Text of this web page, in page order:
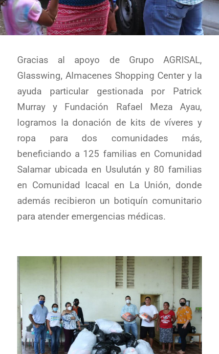
Gracias al apoyo de Grupo AGRISAL,
Glasswing, Almacenes Shopping Center y la
ayuda particular gestionada por Patrick
Murray y Fundación Rafael Meza Ayau,
logramos la donación de kits de víveres y
ropa para dos comunidades más,
beneficiando a 125 familias en Comunidad
Salamar ubicada en Usulután y 80 familias
en Comunidad Icacal en La Unión, donde
además recibieron un botiquín comunitario
para atender emergencias médicas.